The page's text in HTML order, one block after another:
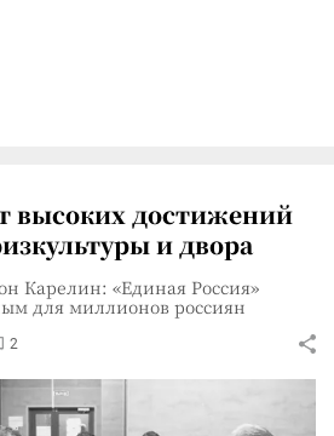
высоких достижений
и двора
Карелин: «Единая Россия»
для миллионов россиян
2